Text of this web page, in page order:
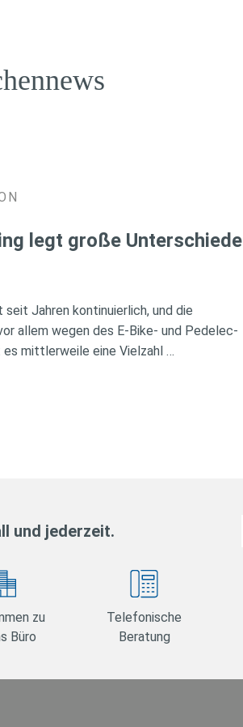
legt große Unterschiede
Jahren kontinuierlich, und die
allem wegen des E-Bike- und Pedelec-
es mittlerweile eine Vielzahl …
und jederzeit.
zu
Büro
Telefonische
Beratung